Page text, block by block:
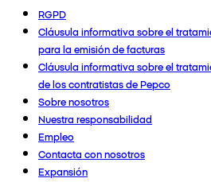
RGPD
Cláusula informativa sobre el
para la emisión de facturas
Cláusula informativa sobre el
de los contratistas de Pepco
Sobre nosotros
Nuestra responsabilidad
Empleo
Contacta con nosotros
Expansión